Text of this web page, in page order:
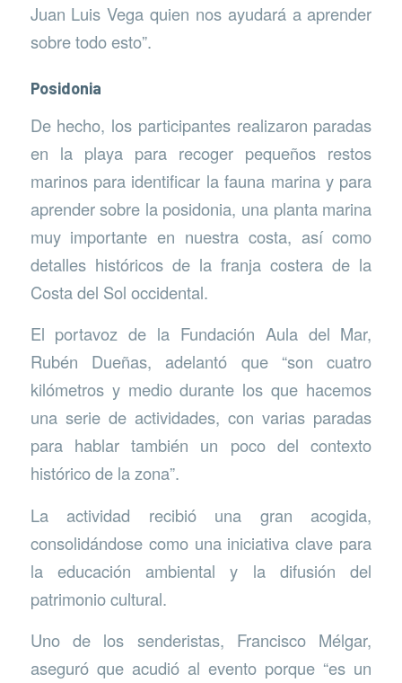
Juan Luis Vega quien nos ayudará a aprender
sobre todo esto”.
Posidonia
De hecho, los participantes realizaron paradas
en la playa para recoger pequeños restos
marinos para identificar la fauna marina y para
aprender sobre la posidonia, una planta marina
muy importante en nuestra costa, así como
detalles históricos de la franja costera de la
Costa del Sol occidental.
El portavoz de la Fundación Aula del Mar,
Rubén Dueñas, adelantó que “son cuatro
kilómetros y medio durante los que hacemos
una serie de actividades, con varias paradas
para hablar también un poco del contexto
histórico de la zona”.
La actividad recibió una gran acogida,
consolidándose como una iniciativa clave para
la educación ambiental y la difusión del
patrimonio cultural.
Uno de los senderistas, Francisco Mélgar,
aseguró que acudió al evento porque “es un